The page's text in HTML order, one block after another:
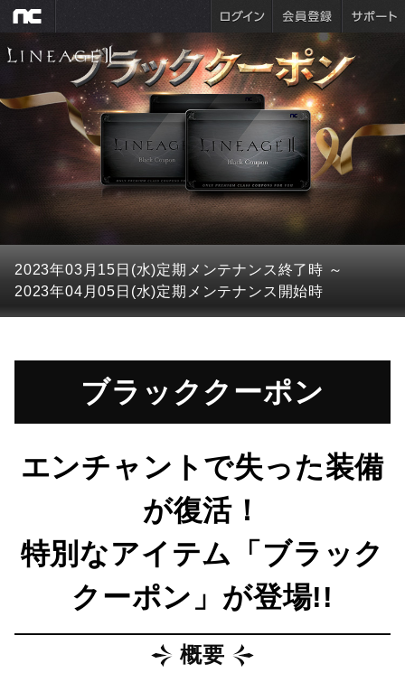
2023年03月15日(水)定期メンテナンス終了時 ～
2023年04月05日(水)定期メンテナンス開始時
ブラッククーポン
エンチャントで失った装備
が復活！
特別なアイテム「ブラック
クーポン」が登場!!
概要